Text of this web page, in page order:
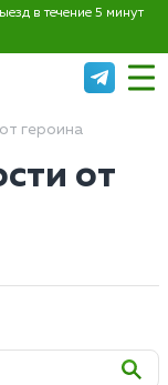
в течение 5 минут
героина
от